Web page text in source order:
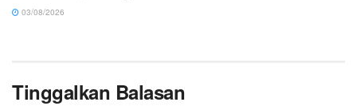
03/08/2026
Tinggalkan Balasan